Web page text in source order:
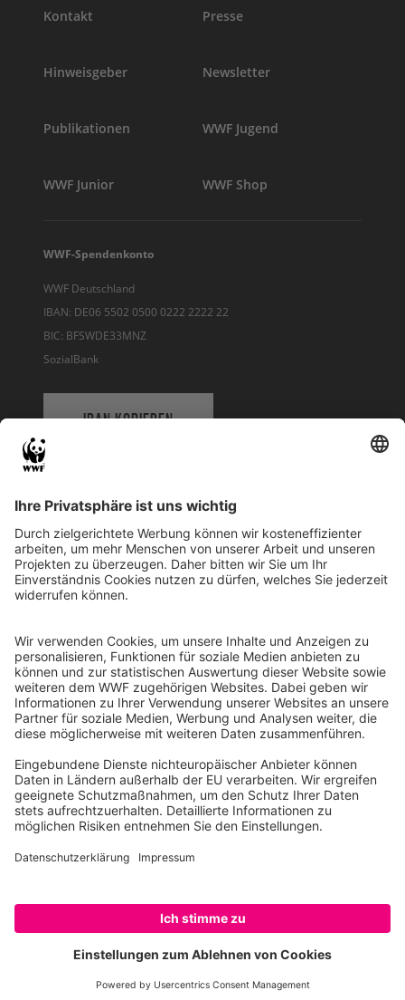
SPENDEN
Kontakt Presse
Hinweisgeber Newsletter
Publikationen WWF Jugend
WWF Junior WWF Shop
WWF-Spendenkonto
WWF Deutschland
IBAN: DE06 5502 0500 0222 2222 22
BIC: BFSWDE33MNZ
SozialBank
IBAN KOPIEREN
WWF Deutschland
Reinhardtstr. 18
10117 Berlin
Ihre Spende kann steuerlich geltend gemacht werden
Registriert als Stiftung WWF Deutschland, Senatsverwaltung für
Justiz Berlin, Az: 3416/976/2
Umsatzsteuer-Identifikationsnummer: DE 114236103
Freistellungsbescheid: Als gemeinnützige Körperschaft befreit
von der Körperschaftssteuer gem. §5 I 9 KStg. unter der
Steuernummer 27/641/09321